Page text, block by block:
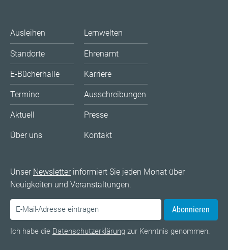
Ausleihen
Standorte
E-Bücherhalle
Termine
Aktuell
Über uns
Lernwelten
Ehrenamt
Karriere
Ausschreibungen
Presse
Kontakt
Unser Newsletterinformiert Sie jeden Monat über
Neuigkeiten und Veranstaltungen.
Abonnieren
Ich habe die Datenschutzerklärung zur Kenntnis genommen.